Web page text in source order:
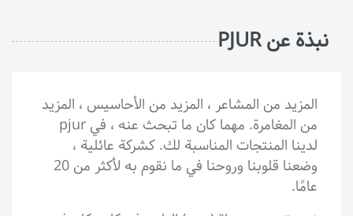
نبذة عن PJUR
المزيد من المشاعر ، المزيد من الأحاسيس ، المزيد
من المغامرة. مهما كان ما تبحث عنه ، في pjur
لدينا المنتجات المناسبة لك. كشركة عائلية ،
وضعنا قلوبنا وروحنا في ما نقوم به لأكثر من 20
عامًا.